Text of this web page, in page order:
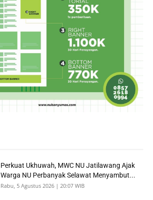
Perkuat Ukhuwah, MWC NU Jatilawang Ajak
Warga NU Perbanyak Selawat Menyambut...
Rabu, 5 Agustus 2026 | 20:07 WIB